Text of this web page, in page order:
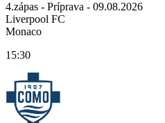
4.zápas - Príprava - 09.08.2026
Liverpool FC
Monaco
15:30